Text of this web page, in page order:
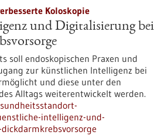
Koloskopie
und Digitalisierung bei
soll endoskopischen Praxen und
zur künstlichen Intelligenz bei
und diese unter den
Alltags weiterentwickelt werden.
intelligenz-und-